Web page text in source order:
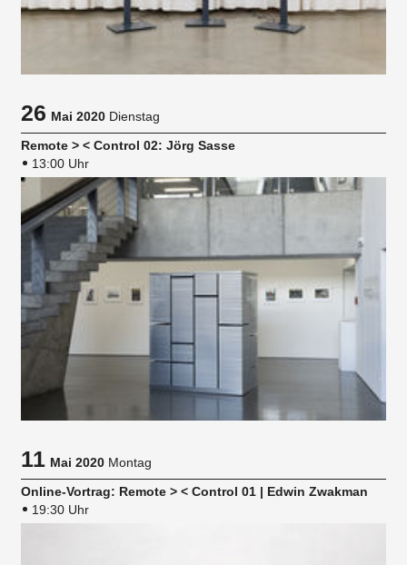
26Mai 2020 Dienstag
Remote > < Control 02: Jörg Sasse
13:00 Uhr
11Mai 2020 Montag
Online-Vortrag: Remote > < Control 01 | Edwin Zwakman
19:30 Uhr